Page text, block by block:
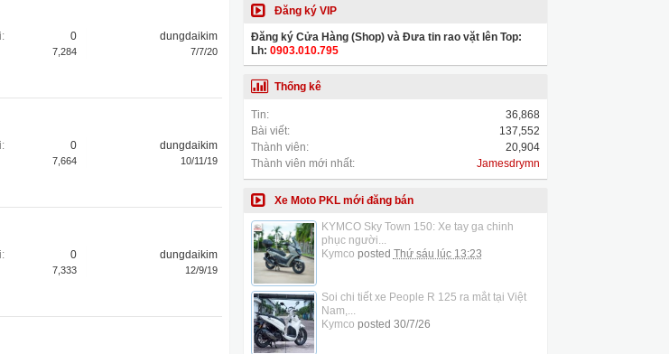
0
7,284
dungdaikim
7/7/20
0
7,664
dungdaikim
10/11/19
0
7,333
dungdaikim
12/9/19
Đăng ký VIP
Đăng ký Cửa Hàng (Shop) và Đưa tin rao vặt lên Top:
Lh: 0903.010.795
Thống kê
Tin:
36,868
Bài viết:
137,552
Thành viên:
20,904
Thành viên mới nhất:
Jamesdrymn
Xe Moto PKL mới đăng bán
KYMCO Sky Town 150: Xe tay ga chinh
phục người...
Kymco posted Thứ sáu lúc 13:23
Soi chi tiết xe People R 125 ra mắt tại Việt
Nam,...
Kymco posted 30/7/26